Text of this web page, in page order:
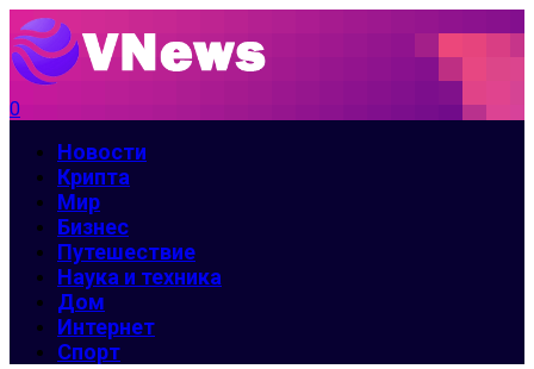
0
Новости
Крипта
Мир
Бизнес
Путешествие
Наука и техника
Дом
Интернет
Спорт